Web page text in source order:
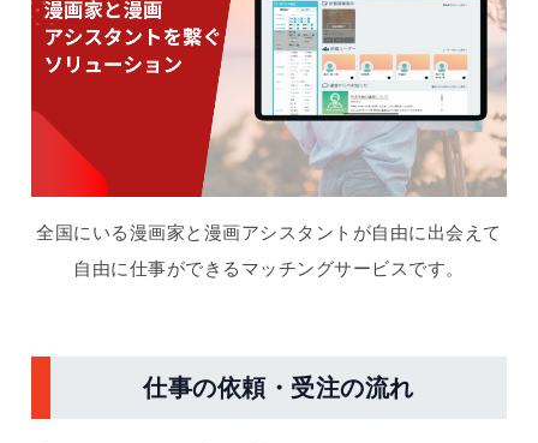
全国にいる漫画家と漫画アシスタントが自由に出会えて
自由に仕事ができるマッチングサービスです。
仕事の依頼・受注の流れ